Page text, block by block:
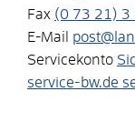
Fax (0 73 21) 3
E-Mail
Servicekonto
service-bw.de